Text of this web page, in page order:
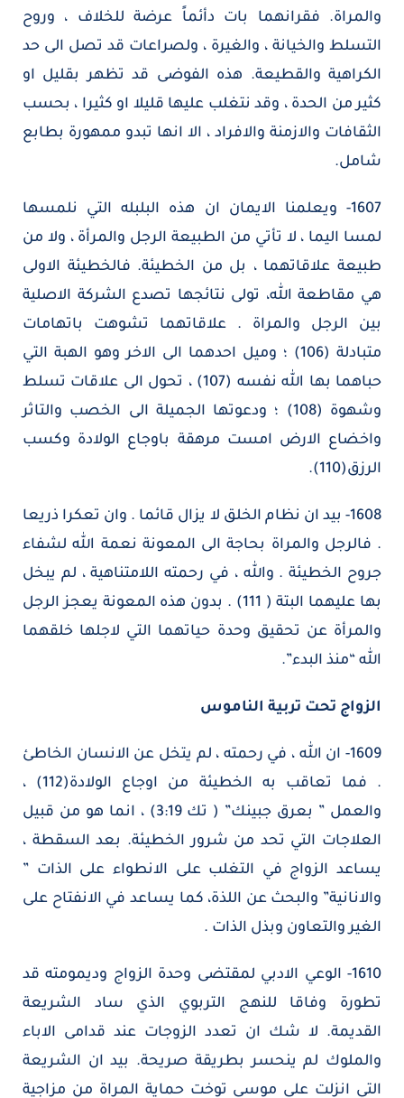
والمراة. فقرانهما بات دأئماً عرضة للخلاف ، وروح
التسلط والخيانة ، والغيرة ، ولصراعات قد تصل الى حد
الكراهية والقطيعة. هذه الفوضى قد تظهر بقليل او
كثير من الحدة ، وقد نتغلب عليها قليلا او كثيرا ، بحسب
الثقافات والازمنة والافراد ، الا انها تبدو ممهورة بطابع
شامل.
1607- ويعلمنا الايمان ان هذه البلبله التي نلمسها
لمسا اليما ، لا تأتي من الطبيعة الرجل والمرأة ، ولا من
طبيعة علاقاتهما ، بل من الخطيئة. فالخطيئة الاولى
هي مقاطعة الله، تولى نتائجها تصدع الشركة الاصلية
بين الرجل والمراة . علاقاتهما تشوهت باتهامات
متبادلة (106) ؛ وميل احدهما الى الاخر وهو الهبة التي
حباهما بها الله نفسه (107) ، تحول الى علاقات تسلط
وشهوة (108) ؛ ودعوتها الجميلة الى الخصب والتاثر
واخضاع الارض امست مرهقة باوجاع الولادة وكسب
الرزق(110).
1608- بيد ان نظام الخلق لا يزال قائما . وان تعكرا ذريعا
. فالرجل والمراة بحاجة الى المعونة نعمة الله لشفاء
جروح الخطيئة . والله ، في رحمته اللامتناهية ، لم يبخل
بها عليهما البتة ( 111) . بدون هذه المعونة يعجز الرجل
والمرأة عن تحقيق وحدة حياتهما التي لاجلها خلقهما
الله “منذ البدء”.
الزواج تحت تربية الناموس
1609- ان الله ، في رحمته ، لم يتخل عن الانسان الخاطئ
. فما تعاقب به الخطيئة من اوجاع الولادة(112) ،
والعمل ” بعرق جبينك” ( تك 3:19) ، انما هو من قبيل
العلاجات التي تحد من شرور الخطيئة. بعد السقطة ،
يساعد الزواج في التغلب على الانطواء على الذات ”
والانانية” والبحث عن اللذة، كما يساعد في الانفتاح على
الغير والتعاون وبذل الذات .
1610- الوعي الادبي لمقتضى وحدة الزواج وديمومته قد
تطورة وفاقا للنهج التربوي الذي ساد الشريعة
القديمة. لا شك ان تعدد الزوجات عند قدامى الاباء
والملوك لم ينحسر بطريقة صريحة. بيد ان الشريعة
التي انزلت على موسى توخت حماية المراة من مزاجية